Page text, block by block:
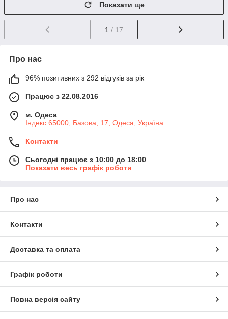
Показати ще
1 / 17
Про нас
96% позитивних з 292 відгуків за рік
Працює з 22.08.2016
м. Одеса
Індекс 65000; Базова, 17, Одеса, Україна
Контакти
Сьогодні працює з 10:00 до 18:00
Показати весь графік роботи
Про нас
Контакти
Доставка та оплата
Графік роботи
Повна версія сайту